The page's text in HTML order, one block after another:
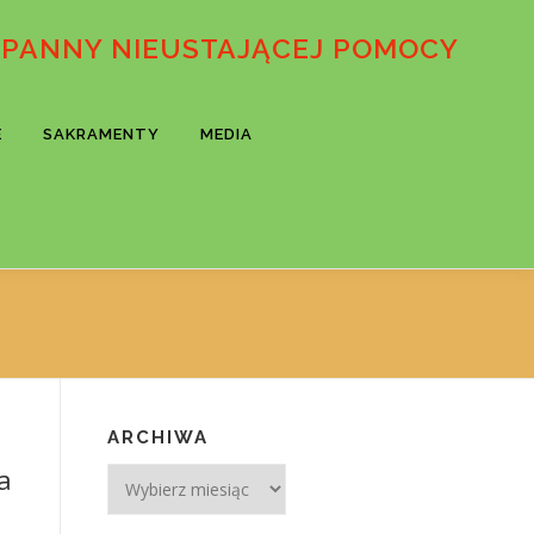
NIEUSTAJĄCEJ POMOCY
SAKRAMENTY MEDIA
ARCHIWA